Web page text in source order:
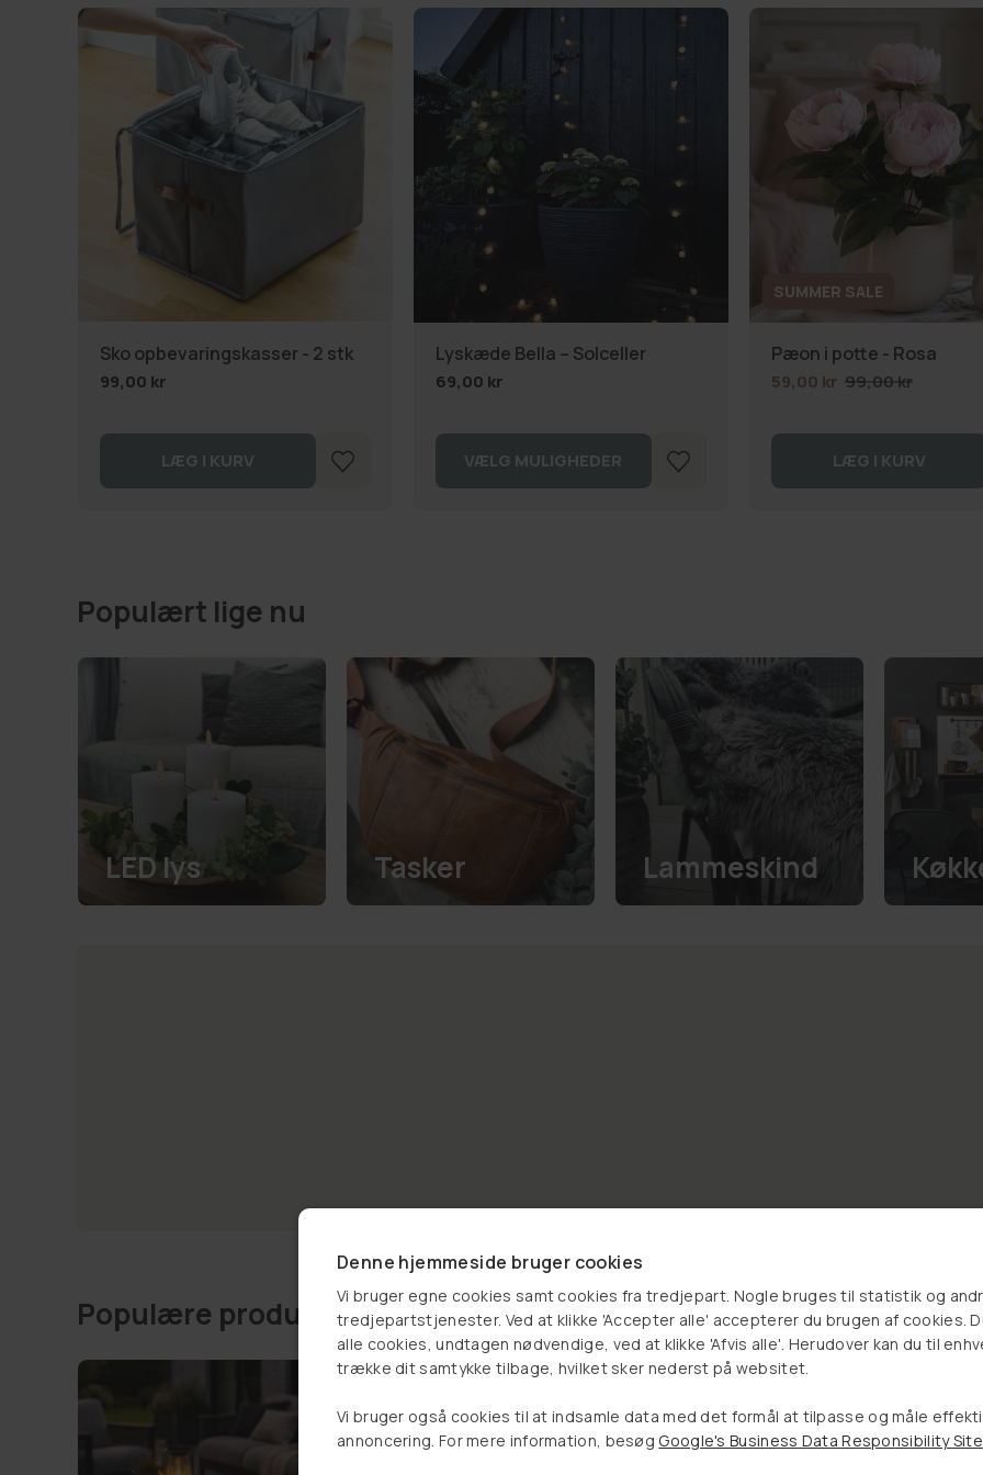
Sko opbevaringskasser - 2 stk
99,00 kr
LÆG I KURV
Lyskæde Bella – Solceller
69,00 kr
VÆLG MULIGHEDER
SUMMER SALE
Pæon i potte - Rosa
59,00 kr 99,00 kr
LÆG I KURV
Populært lige nu
LED lys Tasker Lammeskind
Populære produkter
Denne hjemmeside bruger cookies
Vi bruger egne cookies samt cookies fra tredjepart. Nogle bruges til statistik og
tredjepartstjenester. Ved at klikke 'Accepter alle' accepterer du brugen af cookies.
alle cookies, undtagen nødvendige, ved at klikke 'Afvis alle'. Herudover kan du til
trække dit samtykke tilbage, hvilket sker nederst på websitet.
Vi bruger også cookies til at indsamle data med det formål at tilpasse og måle
annoncering. For mere information, besøg Google's Business Data Responsibility Site
Vælg et produkt, og se om
du har vundet en rabat